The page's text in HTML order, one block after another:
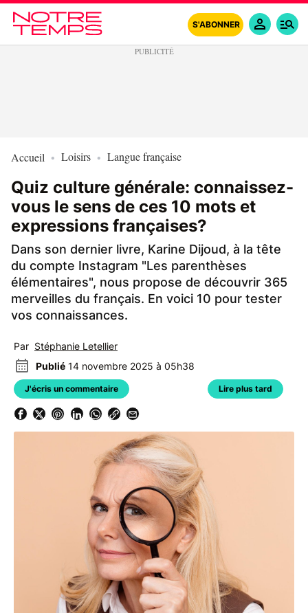
S'ABONNER
Accueil Loisirs Langue française
Quiz culture générale: connaissez-
vous le sens de ces 10 mots et
expressions françaises?
Dans son dernier livre, Karine Dijoud, à la tête
du compte Instagram "Les parenthèses
élémentaires", nous propose de découvrir 365
merveilles du français. En voici 10 pour tester
vos connaissances.
Par Stéphanie Letellier
Publié 14 novembre 2025 à 05h38
J'écris un commentaire Lire plus tard